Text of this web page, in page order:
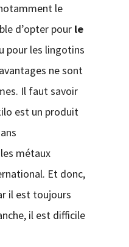
le
d’opter pour le
pour les lingotins
ne sont
Il faut savoir
est un produit
métaux
Et donc,
il est toujours
il est difficile